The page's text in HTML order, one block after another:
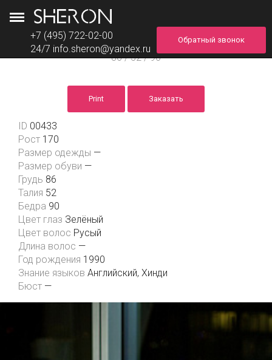
Обратный звонок
+7 (495) 722-02-00
24/7 info.sheron@yandex.ru
Кричмарь Карина
86 / 52 / 90
Print Заказать
ID 00433
Рост 170
Размер одежды —
Размер обуви —
Грудь 86
Талия 52
Бедра 90
Цвет глаз Зелёный
Цвет волос Русый
Длина волос —
Год рождения 1990
Знание языков Английский, Хинди
Бюст —